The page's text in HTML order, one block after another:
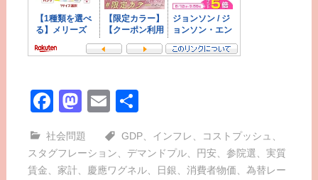
Facebook
Mastodon
Email
共
社会問題 GDP、 インフレ コストプッシュ
スタグフレーション
デマンドプル、 円安、 参院選
実質
賃金
家計、 慶應ワグネル、 日銀 消費者物価
為替レー